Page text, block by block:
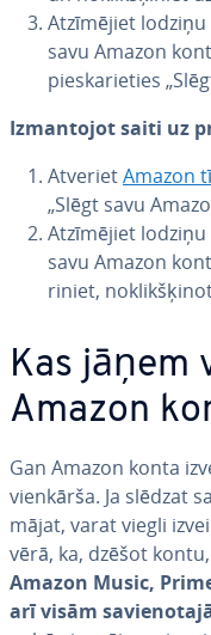
At­zī­mē­jiet lodziņu
savu Amazon
pie­ska­rie­ties
Iz­man­to­jot saiti uz
AtverietAmazon
„Slēgt savu
At­zī­mē­jiet lodziņu
savu Amazon
ri­niet,
Kas jāņem
Amazon
Gan Amazon konta
vienkārša. Ja slēdzat
mā­jat, varat viegli
vērā, ka, dzēšot
Amazon Music,
arī visām